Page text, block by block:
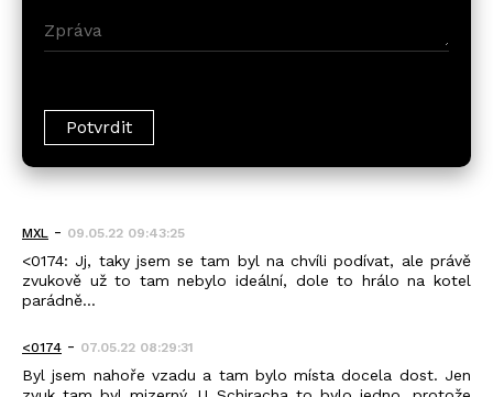
MXL - 09.05.22 09:43:25
<0174: Jj, taky jsem se tam byl na chvíli podívat, ale právě
zvukově už to tam nebylo ideální, dole to hrálo na kotel
parádně...
<0174 - 07.05.22 08:29:31
Byl jsem nahoře vzadu a tam bylo místa docela dost. Jen